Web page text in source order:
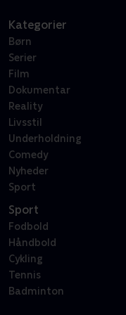
Kategorier
Børn
Serier
Film
Dokumentar
Reality
Livsstil
Underholdning
Comedy
Nyheder
Sport
Sport
Fodbold
Håndbold
Cykling
Tennis
Badminton